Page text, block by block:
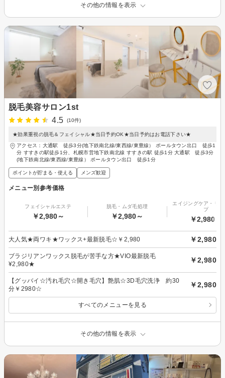
その他の情報を表示
脱毛美容サロン1st
4.5
(10件)
★効果重視の脱毛＆フェイシャル★当日予約OK★当日予約はお電話下さい★
アクセス：大通駅 徒歩3分(地下鉄南北線/東西線/東豊線） ポールタウン出口 徒歩1
分 すすきの駅徒歩1分、札幌市営地下鉄南北線 すすきの駅 徒歩1分 大通駅 徒歩3分
(地下鉄南北線/東西線/東豊線） ポールタウン出口 徒歩1分
ポイントが貯まる・使える メンズ歓迎
メニュー別参考価格
フェイシャルエステ
￥2,980～
脱毛・ムダ毛処理
￥2,980～
エイジングケア・リ
プ
￥2,980～
大人気★両ワキ★ワックス+最新脱毛☆￥2,980 ￥2,980
ブラジリアンワックス脱毛が苦手な方★VIO最新脱毛
¥2,980★
￥2,980
【グッバイ☆汚れ毛穴☆開き毛穴】艶肌☆3D毛穴洗浄 約30
分￥2980☆
￥2,980
すべてのメニューを見る
その他の情報を表示